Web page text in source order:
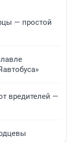
— простой
вредителей —